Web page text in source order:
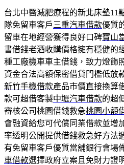
台北中醫減肥療程的新北床墊11
隊免留車客戶 三重汽車借款優質
留車在地經營獲得良好口碑寶山
書借錢老酒收購價格擁有穩健的
種工廠機車車主借錢，致力燈飾
資金合法高額保密借貸門檻低放
新竹手機借款產品市價直接換算
款可超借客製中壢汽車借款的超
審核公司桃園借錢救急桃園小額
會融資給您可代償同業借款並增
率透明公開提供借錢救急好方法
有免留車客戶優質當舖銀行會場
車借款選擇政府立案且免財力證